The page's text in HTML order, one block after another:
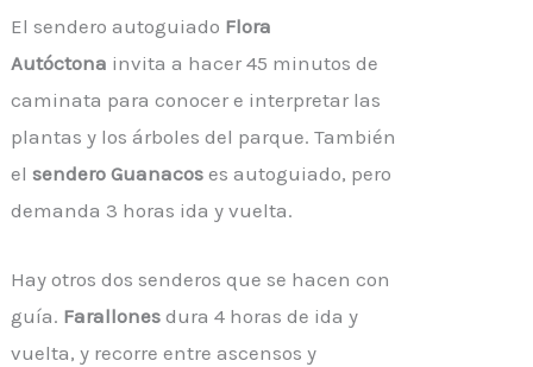
El sendero autoguiado Flora
Autóctona invita a hacer 45 minutos de
caminata para conocer e interpretar las
plantas y los árboles del parque. También
elsendero Guanacos es autoguiado, pero
demanda 3 horas ida y vuelta.
Hay otros dos senderos que se hacen con
guía. Farallones dura 4 horas de ida y
vuelta, y recorre entre ascensos y